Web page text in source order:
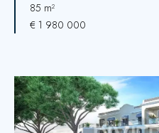
85 m²
€ 1 980 000